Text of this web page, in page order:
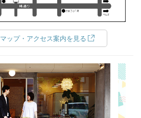
マップ・アクセス案内を見る